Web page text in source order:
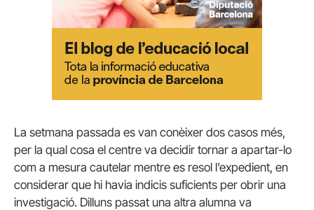
La setmana passada es van conèixer dos casos més,
per la qual cosa el centre va decidir tornar a apartar-lo
com a mesura cautelar mentre es resol l’expedient, en
considerar que hi havia indicis suficients per obrir una
investigació. Dilluns passat una altra alumna va